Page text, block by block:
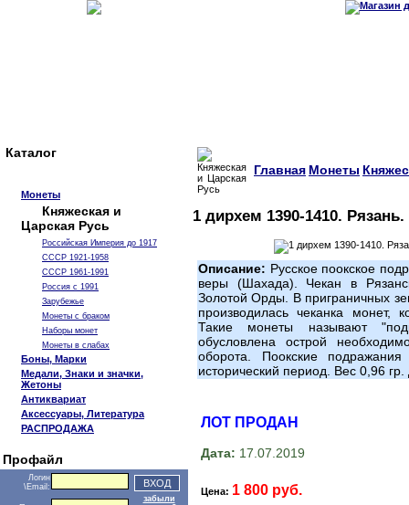
Каталог
Монеты
Княжеская и
Царская Русь
Российская Империя до 1917
СССР 1921-1958
СССР 1961-1991
Россия с 1991
Зарубежье
Монеты с браком
Наборы монет
Монеты в слабах
Боны, Марки
Медали, Знаки и значки,
Жетоны
Антиквариат
Аксессуары, Литература
РАСПРОДАЖА
Профайл
Логин
\Email:
забыли
Главная Монеты
1 дирхем 1390-1410.
Описание: Русское поокское
веры (Шахада). Чекан в
Золотой Орды. В приграничных
производилась чеканка монет,
Такие монеты называют
обусловлена острой
оборота. Поокские
исторический период. Вес 0,96
ЛОТ ПРОДАН
Дата: 17.07.2019
Цена: 1 800 руб.